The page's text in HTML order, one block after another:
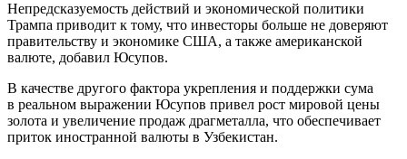
Непредсказуемость действий и экономической политики
Трампа приводит к тому, что инвесторы больше не доверяют
правительству и экономике США, а также американской
валюте, добавил Юсупов.
В качестве другого фактора укрепления и поддержки сума
в реальном выражении Юсупов привел рост мировой цены
золота и увеличение продаж драгметалла, что обеспечивает
приток иностранной валюты в Узбекистан.